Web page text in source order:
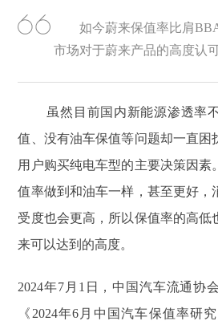
如今蔚来保值率比肩
市场对于蔚来产品的高度认可
虽然目前国内新能源渗透率
值、没有油车保值等问题却一直困
⽤户购买纯电⻋型的主要决策因素
值率做到和油车一样，甚至更好，
受度也会更高，所以保值率的高低
来可以达到的高度。
2024年7月1日，中国汽车流通协
《2024年6月中国汽车保值率研